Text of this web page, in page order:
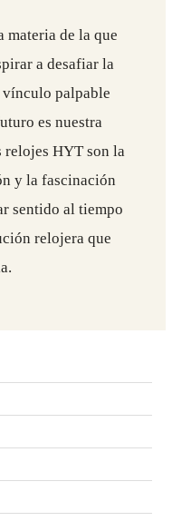
materia de la que
a desafiar la
vínculo palpable
es nuestra
relojes HYT son la
y la fascinación
sentido al tiempo
relojera que